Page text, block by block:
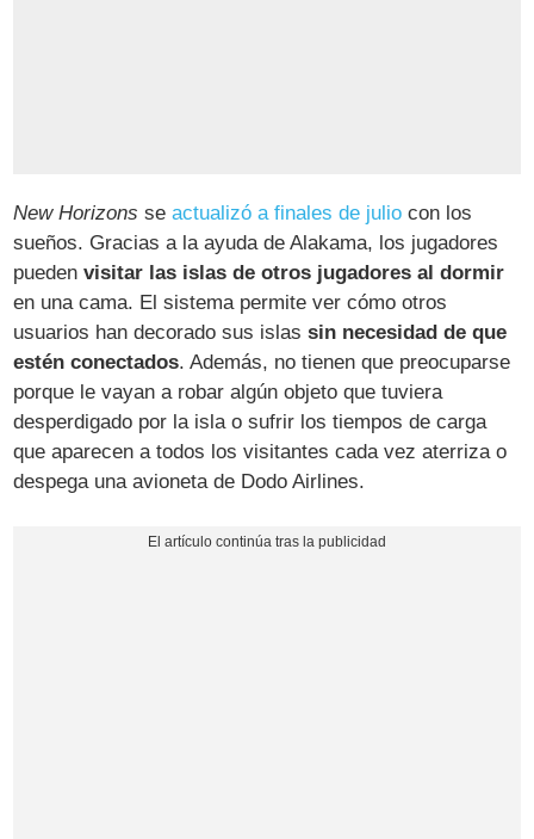
New Horizons seactualizó a finales de julio con los
sueños. Gracias a la ayuda de Alakama, los jugadores
puedenvisitar las islas de otros jugadores al dormir
en una cama. El sistema permite ver cómo otros
usuarios han decorado sus islassin necesidad de que
estén conectados. Además, no tienen que preocuparse
porque le vayan a robar algún objeto que tuviera
desperdigado por la isla o sufrir los tiempos de carga
que aparecen a todos los visitantes cada vez aterriza o
despega una avioneta de Dodo Airlines.